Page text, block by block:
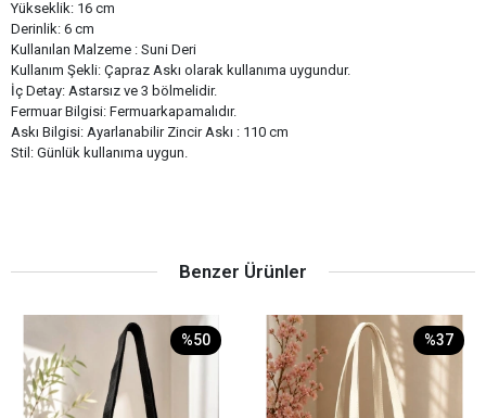
Yükseklik: 16 cm
Derinlik: 6 cm
Kullanılan Malzeme : Suni Deri
Kullanım Şekli: Çapraz Askı olarak kullanıma uygundur.
İç Detay: Astarsız ve 3 bölmelidir.
Fermuar Bilgisi: Fermuarkapamalıdır.
Askı Bilgisi: Ayarlanabilir Zincir Askı : 110 cm
Stil: Günlük kullanıma uygun.
Benzer Ürünler
%50 %37